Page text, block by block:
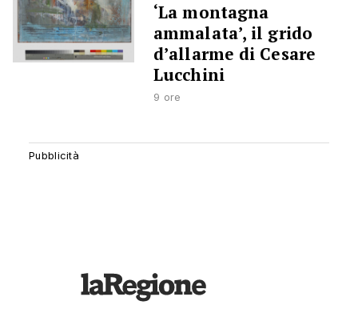
‘La montagna
ammalata’, il grido
d’allarme di Cesare
Lucchini
9 ore